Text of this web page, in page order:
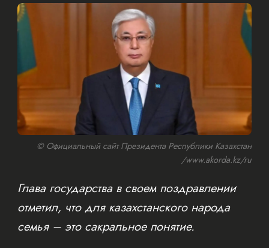
© Официальный сайт Президента Республики Казахстан
/www.akorda.kz/ru
Глава государства в своем поздравлении
отметил, что для казахстанского народа
семья – это сакральное понятие.